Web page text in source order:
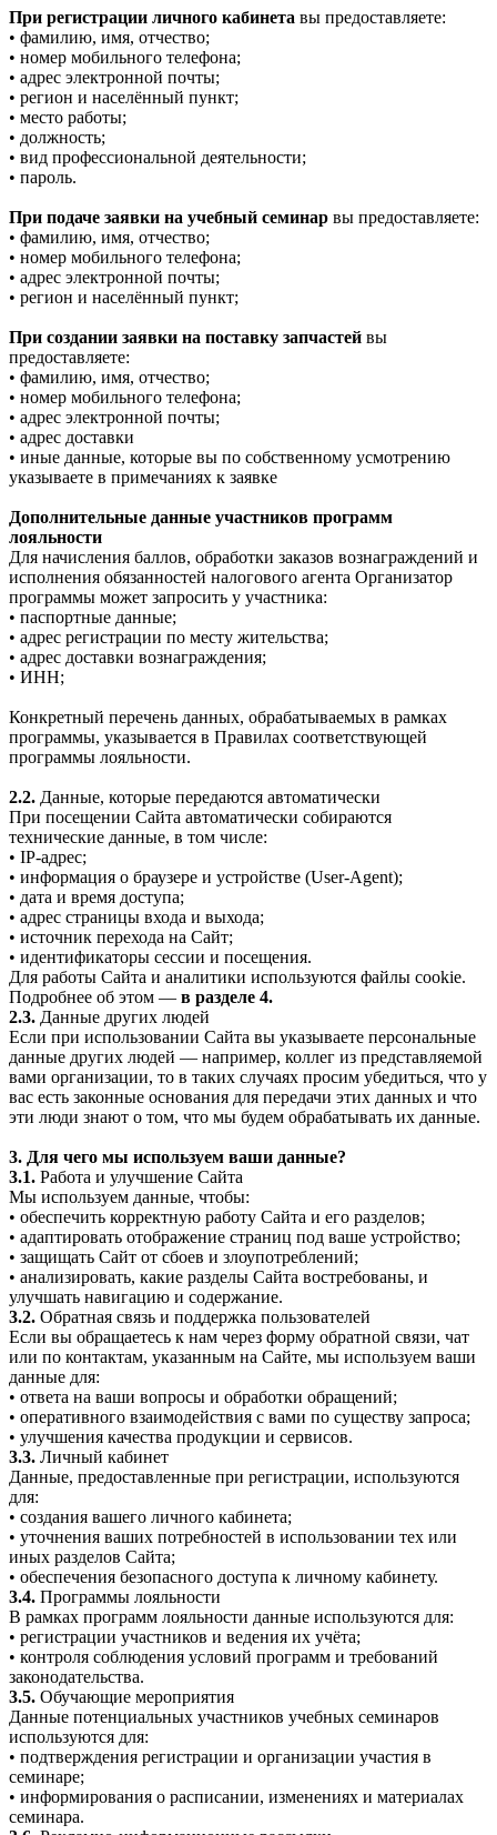
При регистрации личного кабинета вы предоставляете:
• фамилию, имя, отчество;
• номер мобильного телефона;
• адрес электронной почты;
• регион и населённый пункт;
• место работы;
• должность;
• вид профессиональной деятельности;
• пароль.
При подаче заявки на учебный семинар вы предоставляете:
• фамилию, имя, отчество;
• номер мобильного телефона;
• адрес электронной почты;
• регион и населённый пункт;
При создании заявки на поставку запчастей вы
предоставляете:
• фамилию, имя, отчество;
• номер мобильного телефона;
• адрес электронной почты;
• адрес доставки
• иные данные, которые вы по собственному усмотрению
указываете в примечаниях к заявке
Дополнительные данные участников программ
лояльности
Для начисления баллов, обработки заказов вознаграждений и
исполнения обязанностей налогового агента Организатор
программы может запросить у участника:
• паспортные данные;
• адрес регистрации по месту жительства;
• адрес доставки вознаграждения;
• ИНН;
Конкретный перечень данных, обрабатываемых в рамках
программы, указывается в Правилах соответствующей
программы лояльности.
2.2. Данные, которые передаются автоматически
При посещении Сайта автоматически собираются
технические данные, в том числе:
• IP-адрес;
• информация о браузере и устройстве (User-Agent);
• дата и время доступа;
• адрес страницы входа и выхода;
• источник перехода на Сайт;
• идентификаторы сессии и посещения.
Для работы Сайта и аналитики используются файлы cookie.
Подробнее об этом — в разделе 4.
2.3. Данные других людей
Если при использовании Сайта вы указываете персональные
данные других людей — например, коллег из представляемой
вами организации, то в таких случаях просим убедиться, что у
вас есть законные основания для передачи этих данных и что
эти люди знают о том, что мы будем обрабатывать их данные.
3. Для чего мы используем ваши данные?
3.1. Работа и улучшение Сайта
Мы используем данные, чтобы:
• обеспечить корректную работу Сайта и его разделов;
• адаптировать отображение страниц под ваше устройство;
• защищать Сайт от сбоев и злоупотреблений;
• анализировать, какие разделы Сайта востребованы, и
улучшать навигацию и содержание.
3.2. Обратная связь и поддержка пользователей
Если вы обращаетесь к нам через форму обратной связи, чат
или по контактам, указанным на Сайте, мы используем ваши
данные для:
• ответа на ваши вопросы и обработки обращений;
• оперативного взаимодействия с вами по существу запроса;
• улучшения качества продукции и сервисов.
3.3. Личный кабинет
Данные, предоставленные при регистрации, используются
для:
• создания вашего личного кабинета;
• уточнения ваших потребностей в использовании тех или
иных разделов Сайта;
• обеспечения безопасного доступа к личному кабинету.
3.4. Программы лояльности
В рамках программ лояльности данные используются для:
• регистрации участников и ведения их учёта;
• контроля соблюдения условий программ и требований
законодательства.
3.5. Обучающие мероприятия
Данные потенциальных участников учебных семинаров
используются для:
• подтверждения регистрации и организации участия в
семинаре;
• информирования о расписании, изменениях и материалах
семинара.